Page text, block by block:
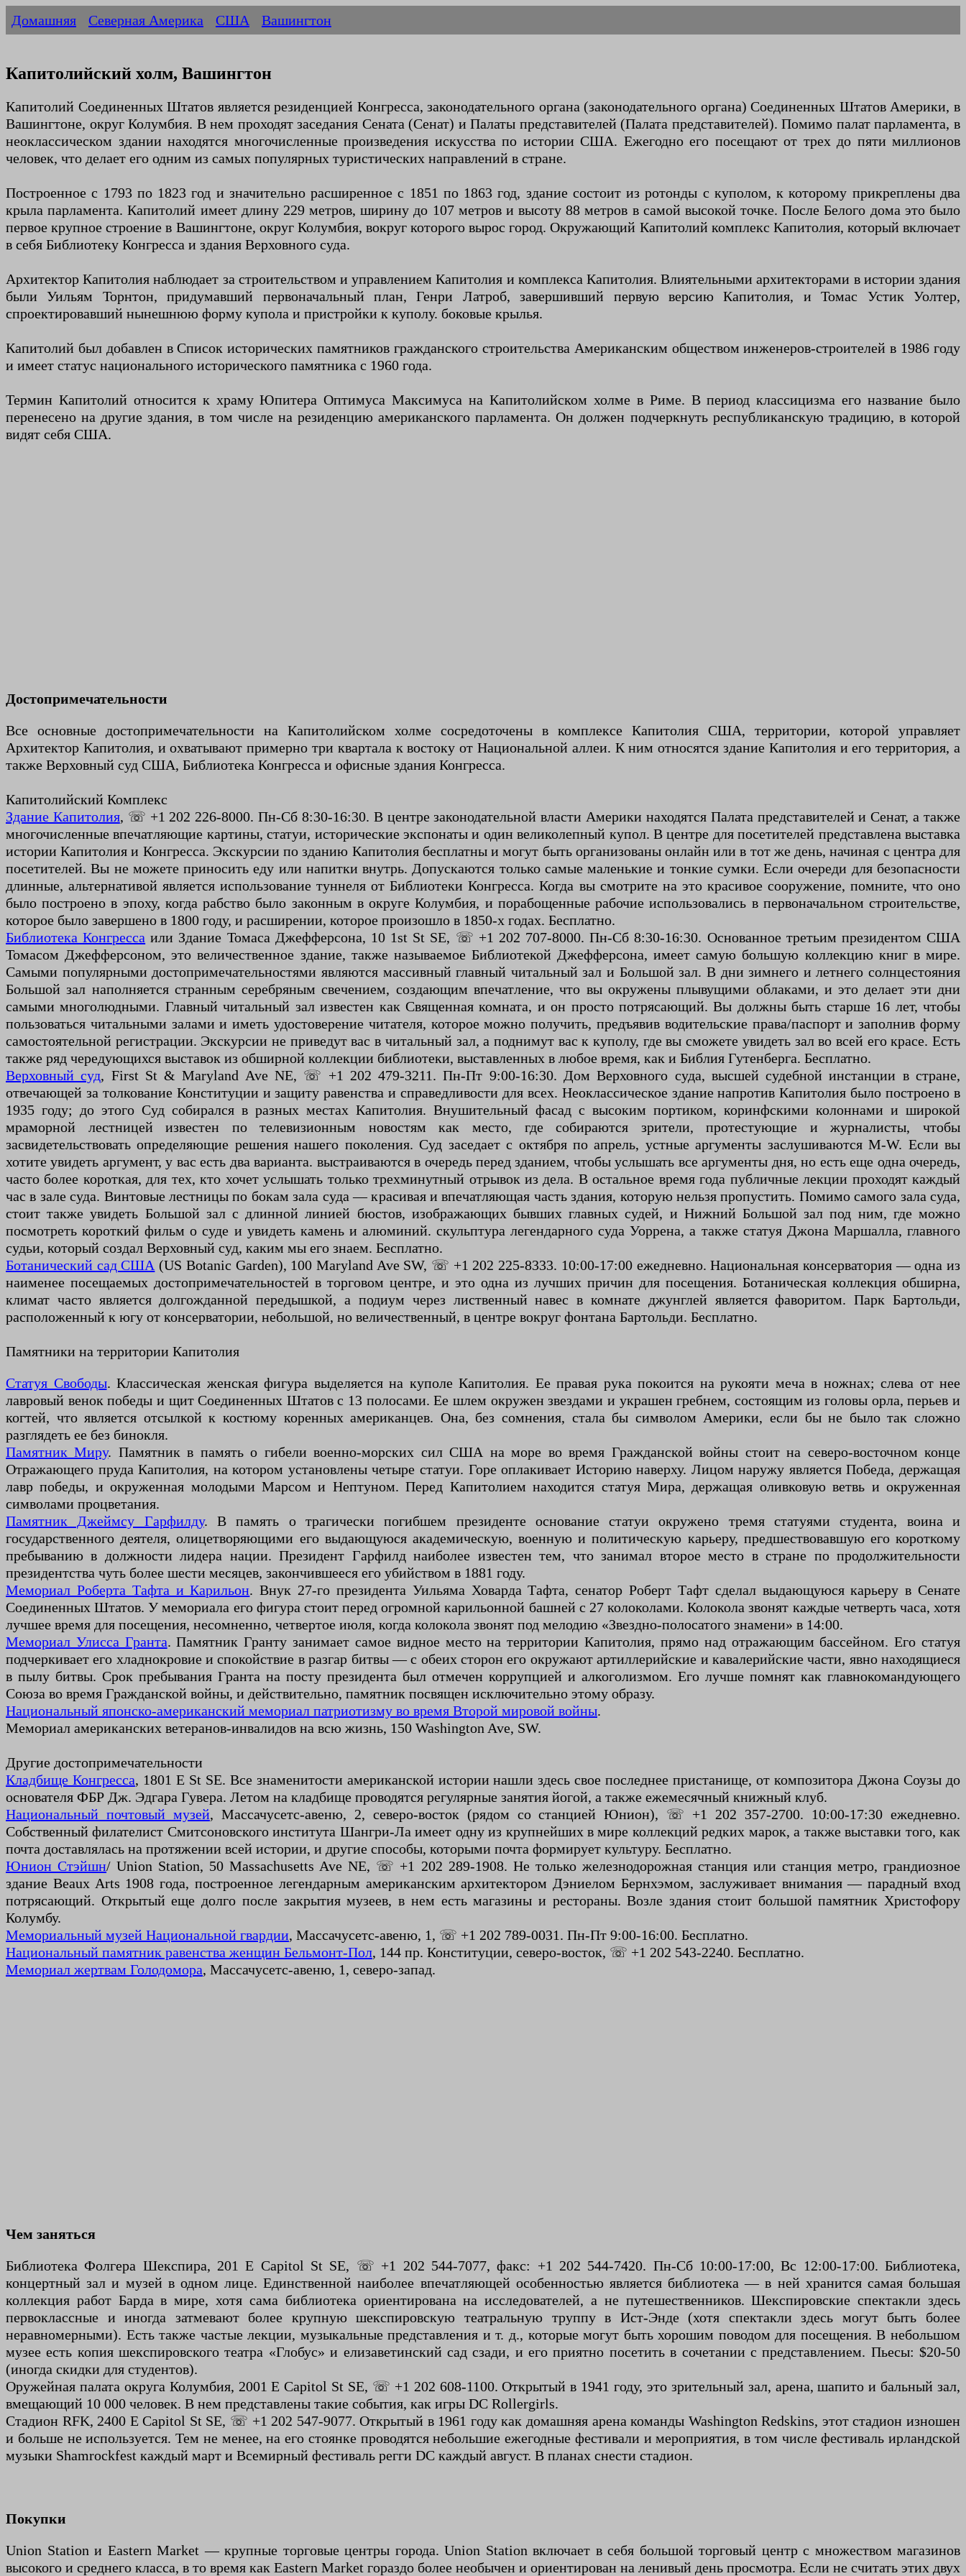
Домашняя Северная Америка США Вашингтон
Капитолийский холм, Вашингтон
Капитолий Соединенных Штатов является резиденцией Конгресса, законодательного органа (законодательного органа) Соединенных Штатов Америки, в
Вашингтоне, округ Колумбия. В нем проходят заседания Сената (Сенат) и Палаты представителей (Палата представителей). Помимо палат парламента, в
неоклассическом здании находятся многочисленные произведения искусства по истории США. Ежегодно его посещают от трех до пяти миллионов
человек, что делает его одним из самых популярных туристических направлений в стране.
Построенное с 1793 по 1823 год и значительно расширенное с 1851 по 1863 год, здание состоит из ротонды с куполом, к которому прикреплены два
крыла парламента. Капитолий имеет длину 229 метров, ширину до 107 метров и высоту 88 метров в самой высокой точке. После Белого дома это было
первое крупное строение в Вашингтоне, округ Колумбия, вокруг которого вырос город. Окружающий Капитолий комплекс Капитолия, который включает
в себя Библиотеку Конгресса и здания Верховного суда.
Архитектор Капитолия наблюдает за строительством и управлением Капитолия и комплекса Капитолия. Влиятельными архитекторами в истории здания
были Уильям Торнтон, придумавший первоначальный план, Генри Латроб, завершивший первую версию Капитолия, и Томас Устик Уолтер,
спроектировавший нынешнюю форму купола и пристройки к куполу. боковые крылья.
Капитолий был добавлен в Список исторических памятников гражданского строительства Американским обществом инженеров-строителей в 1986 году
и имеет статус национального исторического памятника с 1960 года.
Термин Капитолий относится к храму Юпитера Оптимуса Максимуса на Капитолийском холме в Риме. В период классицизма его название было
перенесено на другие здания, в том числе на резиденцию американского парламента. Он должен подчеркнуть республиканскую традицию, в которой
видят себя США.
Достопримечательности
Все основные достопримечательности на Капитолийском холме сосредоточены в комплексе Капитолия США, территории, которой управляет
Архитектор Капитолия, и охватывают примерно три квартала к востоку от Национальной аллеи. К ним относятся здание Капитолия и его территория, а
также Верховный суд США, Библиотека Конгресса и офисные здания Конгресса.
Капитолийский Комплекс
Здание Капитолия, ☏ +1 202 226-8000. Пн-Сб 8:30-16:30. В центре законодательной власти Америки находятся Палата представителей и Сенат, а также
многочисленные впечатляющие картины, статуи, исторические экспонаты и один великолепный купол. В центре для посетителей представлена ​​выставка
истории Капитолия и Конгресса. Экскурсии по зданию Капитолия бесплатны и могут быть организованы онлайн или в тот же день, начиная с центра для
посетителей. Вы не можете приносить еду или напитки внутрь. Допускаются только самые маленькие и тонкие сумки. Если очереди для безопасности
длинные, альтернативой является использование туннеля от Библиотеки Конгресса. Когда вы смотрите на это красивое сооружение, помните, что оно
было построено в эпоху, когда рабство было законным в округе Колумбия, и порабощенные рабочие использовались в первоначальном строительстве,
которое было завершено в 1800 году, и расширении, которое произошло в 1850-х годах. Бесплатно.
Библиотека Конгресса или Здание Томаса Джефферсона, 10 1st St SE, ☏ +1 202 707-8000. Пн-Сб 8:30-16:30. Основанное третьим президентом США
Томасом Джефферсоном, это величественное здание, также называемое Библиотекой Джефферсона, имеет самую большую коллекцию книг в мире.
Самыми популярными достопримечательностями являются массивный главный читальный зал и Большой зал. В дни зимнего и летнего солнцестояния
Большой зал наполняется странным серебряным свечением, создающим впечатление, что вы окружены плывущими облаками, и это делает эти дни
самыми многолюдными. Главный читальный зал известен как Священная комната, и он просто потрясающий. Вы должны быть старше 16 лет, чтобы
пользоваться читальными залами и иметь удостоверение читателя, которое можно получить, предъявив водительские права/паспорт и заполнив форму
самостоятельной регистрации. Экскурсии не приведут вас в читальный зал, а поднимут вас к куполу, где вы сможете увидеть зал во всей его красе. Есть
также ряд чередующихся выставок из обширной коллекции библиотеки, выставленных в любое время, как и Библия Гутенберга. Бесплатно.
Верховный суд, First St & Maryland Ave NE, ☏ +1 202 479-3211. Пн-Пт 9:00-16:30. Дом Верховного суда, высшей судебной инстанции в стране,
отвечающей за толкование Конституции и защиту равенства и справедливости для всех. Неоклассическое здание напротив Капитолия было построено в
1935 году; до этого Суд собирался в разных местах Капитолия. Внушительный фасад с высоким портиком, коринфскими колоннами и широкой
мраморной лестницей известен по телевизионным новостям как место, где собираются зрители, протестующие и журналисты, чтобы
засвидетельствовать определяющие решения нашего поколения. Суд заседает с октября по апрель, устные аргументы заслушиваются M-W. Если вы
хотите увидеть аргумент, у вас есть два варианта. выстраиваются в очередь перед зданием, чтобы услышать все аргументы дня, но есть еще одна очередь,
часто более короткая, для тех, кто хочет услышать только трехминутный отрывок из дела. В остальное время года публичные лекции проходят каждый
час в зале суда. Винтовые лестницы по бокам зала суда — красивая и впечатляющая часть здания, которую нельзя пропустить. Помимо самого зала суда,
стоит также увидеть Большой зал с длинной линией бюстов, изображающих бывших главных судей, и Нижний Большой зал под ним, где можно
посмотреть короткий фильм о суде и увидеть камень и алюминий. скульптура легендарного суда Уоррена, а также статуя Джона Маршалла, главного
судьи, который создал Верховный суд, каким мы его знаем. Бесплатно.
Ботанический сад США (US Botanic Garden), 100 Maryland Ave SW, ☏ +1 202 225-8333. 10:00-17:00 ежедневно. Национальная консерватория — одна из
наименее посещаемых достопримечательностей в торговом центре, и это одна из лучших причин для посещения. Ботаническая коллекция обширна,
климат часто является долгожданной передышкой, а подиум через лиственный навес в комнате джунглей является фаворитом. Парк Бартольди,
расположенный к югу от консерватории, небольшой, но величественный, в центре вокруг фонтана Бартольди. Бесплатно.
Памятники на территории Капитолия
Статуя Свободы. Классическая женская фигура выделяется на куполе Капитолия. Ее правая рука покоится на рукояти меча в ножнах; слева от нее
лавровый венок победы и щит Соединенных Штатов с 13 полосами. Ее шлем окружен звездами и украшен гребнем, состоящим из головы орла, перьев и
когтей, что является отсылкой к костюму коренных американцев. Она, без сомнения, стала бы символом Америки, если бы не было так сложно
разглядеть ее без бинокля.
Памятник Миру. Памятник в память о гибели военно-морских сил США на море во время Гражданской войны стоит на северо-восточном конце
Отражающего пруда Капитолия, на котором установлены четыре статуи. Горе оплакивает Историю наверху. Лицом наружу является Победа, держащая
лавр победы, и окруженная молодыми Марсом и Нептуном. Перед Капитолием находится статуя Мира, держащая оливковую ветвь и окруженная
символами процветания.
Памятник Джеймсу Гарфилду. В память о трагически погибшем президенте основание статуи окружено тремя статуями студента, воина и
государственного деятеля, олицетворяющими его выдающуюся академическую, военную и политическую карьеру, предшествовавшую его короткому
пребыванию в должности лидера нации. Президент Гарфилд наиболее известен тем, что занимал второе место в стране по продолжительности
президентства чуть более шести месяцев, закончившееся его убийством в 1881 году.
Мемориал Роберта Тафта и Карильон. Внук 27-го президента Уильяма Ховарда Тафта, сенатор Роберт Тафт сделал выдающуюся карьеру в Сенате
Соединенных Штатов. У мемориала его фигура стоит перед огромной карильонной башней с 27 колоколами. Колокола звонят каждые четверть часа, хотя
лучшее время для посещения, несомненно, четвертое июля, когда колокола звонят под мелодию «Звездно-полосатого знамени» в 14:00.
Мемориал Улисса Гранта. Памятник Гранту занимает самое видное место на территории Капитолия, прямо над отражающим бассейном. Его статуя
подчеркивает его хладнокровие и спокойствие в разгар битвы — с обеих сторон его окружают артиллерийские и кавалерийские части, явно находящиеся
в пылу битвы. Срок пребывания Гранта на посту президента был отмечен коррупцией и алкоголизмом. Его лучше помнят как главнокомандующего
Союза во время Гражданской войны, и действительно, памятник посвящен исключительно этому образу.
Национальный японско-американский мемориал патриотизму во время Второй мировой войны.
Мемориал американских ветеранов-инвалидов на всю жизнь, 150 Washington Ave, SW.
Другие достопримечательности
Кладбище Конгресса, 1801 E St SE. Все знаменитости американской истории нашли здесь свое последнее пристанище, от композитора Джона Соузы до
основателя ФБР Дж. Эдгара Гувера. Летом на кладбище проводятся регулярные занятия йогой, а также ежемесячный книжный клуб.
Национальный почтовый музей, Массачусетс-авеню, 2, северо-восток (рядом со станцией Юнион), ☏ +1 202 357-2700. 10:00-17:30 ежедневно.
Собственный филателист Смитсоновского института Шангри-Ла имеет одну из крупнейших в мире коллекций редких марок, а также выставки того, как
почта доставлялась на протяжении всей истории, и другие способы, которыми почта формирует культуру. Бесплатно.
Юнион Стэйшн/ Union Station, 50 Massachusetts Ave NE, ☏ +1 202 289-1908. Не только железнодорожная станция или станция метро, ​​грандиозное
здание Beaux Arts 1908 года, построенное легендарным американским архитектором Дэниелом Бернхэмом, заслуживает внимания — парадный вход
потрясающий. Открытый еще долго после закрытия музеев, в нем есть магазины и рестораны. Возле здания стоит большой памятник Христофору
Колумбу.
Мемориальный музей Национальной гвардии, Массачусетс-авеню, 1, ☏ +1 202 789-0031. Пн-Пт 9:00-16:00. Бесплатно.
Национальный памятник равенства женщин Бельмонт-Пол, 144 пр. Конституции, северо-восток, ☏ +1 202 543-2240. Бесплатно.
Мемориал жертвам Голодомора, Массачусетс-авеню, 1, северо-запад.
Чем заняться
Библиотека Фолгера Шекспира, 201 E Capitol St SE, ☏ +1 202 544-7077, факс: +1 202 544-7420. Пн-Сб 10:00-17:00, Вс 12:00-17:00. Библиотека,
концертный зал и музей в одном лице. Единственной наиболее впечатляющей особенностью является библиотека — в ней хранится самая большая
коллекция работ Барда в мире, хотя сама библиотека ориентирована на исследователей, а не путешественников. Шекспировские спектакли здесь
первоклассные и иногда затмевают более крупную шекспировскую театральную труппу в Ист-Энде (хотя спектакли здесь могут быть более
неравномерными). Есть также частые лекции, музыкальные представления и т. д., которые могут быть хорошим поводом для посещения. В небольшом
музее есть копия шекспировского театра «Глобус» и елизаветинский сад сзади, и его приятно посетить в сочетании с представлением. Пьесы: $20-50
(иногда скидки для студентов).
Оружейная палата округа Колумбия, 2001 E Capitol St SE, ☏ +1 202 608-1100. Открытый в 1941 году, это зрительный зал, арена, шапито и бальный зал,
вмещающий 10 000 человек. В нем представлены такие события, как игры DC Rollergirls.
Стадион RFK, 2400 E Capitol St SE, ☏ +1 202 547-9077. Открытый в 1961 году как домашняя арена команды Washington Redskins, этот стадион изношен
и больше не используется. Тем не менее, на его стоянке проводятся небольшие ежегодные фестивали и мероприятия, в том числе фестиваль ирландской
музыки Shamrockfest каждый март и Всемирный фестиваль регги DC каждый август. В планах снести стадион.
Покупки
Union Station и Eastern Market — крупные торговые центры города. Union Station включает в себя большой торговый центр с множеством магазинов
высокого и среднего класса, в то время как Eastern Market гораздо более необычен и ориентирован на ленивый день просмотра. Если не считать этих двух